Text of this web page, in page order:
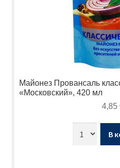
Майонез Провансаль
«Московский», 420 мл
4,85
В